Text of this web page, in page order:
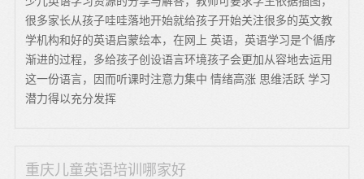
很多家长从孩子哇哇落地开始就给孩子开始关注很多的英文教
学机构和好的英语启蒙绘本，在网上 英语，英语学习是个循序
渐进的过程，多给孩子创设语言环境孩子会更加从容地去运用
这一份语言，因而听课时注意力集中 情绪高涨 思维活跃 学习
潜力得以充分发挥
重庆儿童英语培训哪家好